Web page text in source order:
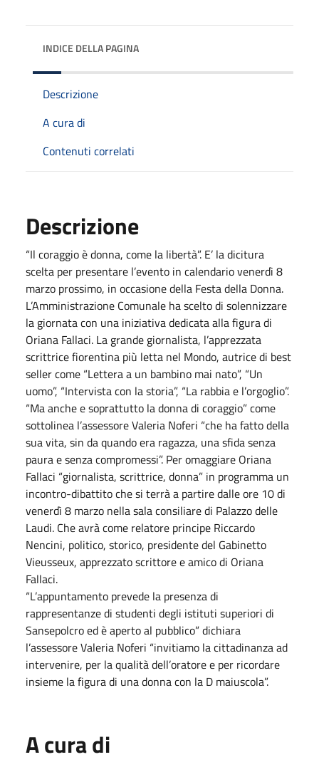
INDICE DELLA PAGINA
Descrizione
A cura di
Contenuti correlati
Descrizione
“Il coraggio è donna, come la libertà”. E’ la dicitura
scelta per presentare l’evento in calendario venerdì 8
marzo prossimo, in occasione della Festa della Donna.
L’Amministrazione Comunale ha scelto di solennizzare
la giornata con una iniziativa dedicata alla figura di
Oriana Fallaci. La grande giornalista, l’apprezzata
scrittrice fiorentina più letta nel Mondo, autrice di best
seller come “Lettera a un bambino mai nato”, “Un
uomo”, “Intervista con la storia”, “La rabbia e l’orgoglio”.
“Ma anche e soprattutto la donna di coraggio” come
sottolinea l’assessore Valeria Noferi “che ha fatto della
sua vita, sin da quando era ragazza, una sfida senza
paura e senza compromessi”. Per omaggiare Oriana
Fallaci “giornalista, scrittrice, donna” in programma un
incontro-dibattito che si terrà a partire dalle ore 10 di
venerdì 8 marzo nella sala consiliare di Palazzo delle
Laudi. Che avrà come relatore principe Riccardo
Nencini, politico, storico, presidente del Gabinetto
Vieusseux, apprezzato scrittore e amico di Oriana
Fallaci.
“L’appuntamento prevede la presenza di
rappresentanze di studenti degli istituti superiori di
Sansepolcro ed è aperto al pubblico” dichiara
l’assessore Valeria Noferi “invitiamo la cittadinanza ad
intervenire, per la qualità dell’oratore e per ricordare
insieme la figura di una donna con la D maiuscola”.
A cura di